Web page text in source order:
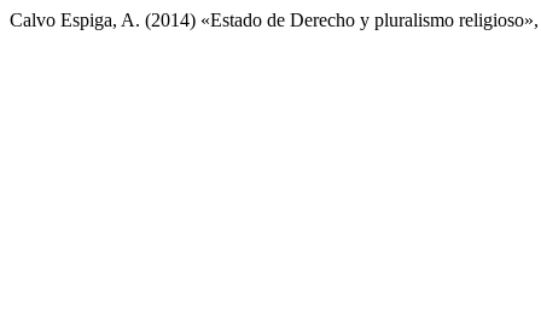
Calvo Espiga, A. (2014) «Estado de Derecho y pluralismo